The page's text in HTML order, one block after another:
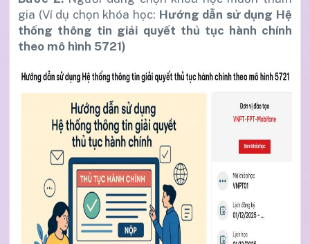
gia (Ví dụ chọn khóa học: Hướng dẫn sử dụng Hệ
thống thông tin giải quyết thủ tục hành chính
theo mô hình 5721)